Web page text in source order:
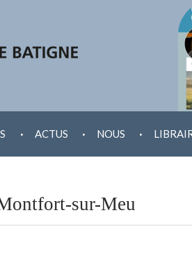
. ACTUS . NOUS .
sur-Meu